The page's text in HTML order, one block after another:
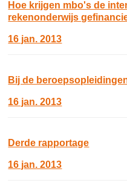
Hoe krijgen mbo's de
rekenonderwijs
16 jan. 2013
Bij de
16 jan. 2013
Derde rapportage
16 jan. 2013